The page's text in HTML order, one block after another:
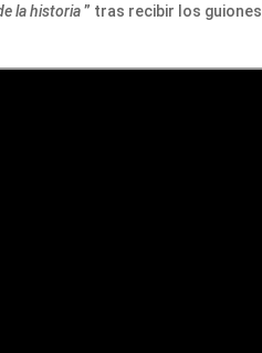
la historia” tras recibir los